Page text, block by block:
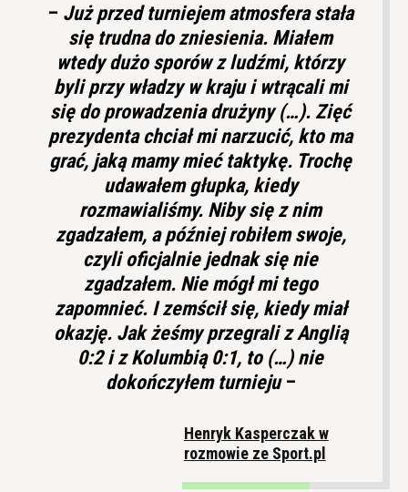
– Już przed turniejem atmosfera stała
się trudna do zniesienia. Miałem
wtedy dużo sporów z ludźmi, którzy
byli przy władzy w kraju i wtrącali mi
się do prowadzenia drużyny (…). Zięć
prezydenta chciał mi narzucić, kto ma
grać, jaką mamy mieć taktykę. Trochę
udawałem głupka, kiedy
rozmawialiśmy. Niby się z nim
zgadzałem, a później robiłem swoje,
czyli oficjalnie jednak się nie
zgadzałem. Nie mógł mi tego
zapomnieć. I zemścił się, kiedy miał
okazję. Jak żeśmy przegrali z Anglią
0:2 i z Kolumbią 0:1, to (…) nie
dokończyłem turnieju–
Henryk Kasperczak w
rozmowie ze Sport.pl